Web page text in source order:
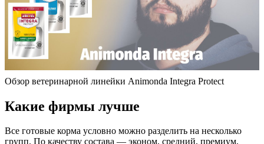
Обзор ветеринарной линейки Animonda Integra Protect
Какие фирмы лучше
Все готовые корма условно можно разделить на несколько
групп. По качеству состава — эконом, средний, премиум,